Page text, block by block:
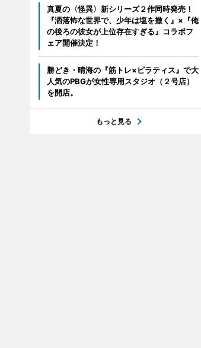
真夏の〈怪異〉新シリーズ２作同時発売！
『洒落怖な世界で、少年は塩を撒く』×『俺
の後ろの彼女が上位存在すぎる』コラボフ
ェア開催決定！
勝どき・晴海の『筋トレ×ピラティス』で大
人気のPBGが女性専用スタジオ（２号店）
を開店。
もっと見る